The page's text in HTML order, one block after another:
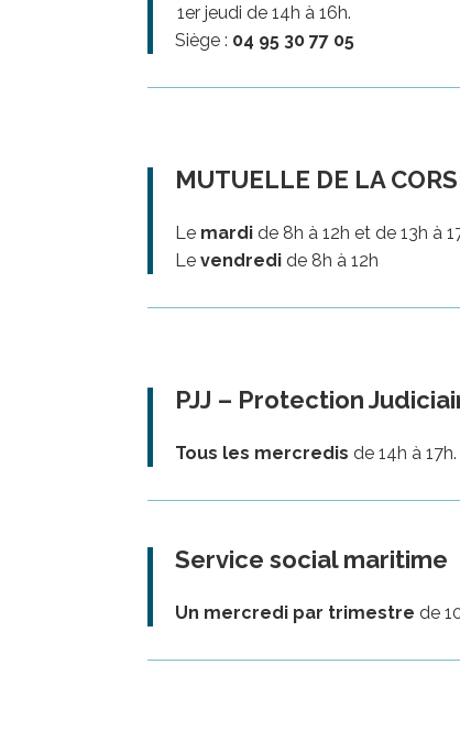
1er jeudi de 14h à 16h.
Siège : 04 95 30 77 05
MUTUELLE DE LA
Le mardi de 8h à 12h et de 13h à
Le vendredi de 8h à 12h
PJJ – Protection
Tous les mercredis de 14h à 17h.
Service social maritime
Un mercredi par trimestre de